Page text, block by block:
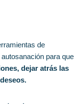
de
para que
dejar atrás las